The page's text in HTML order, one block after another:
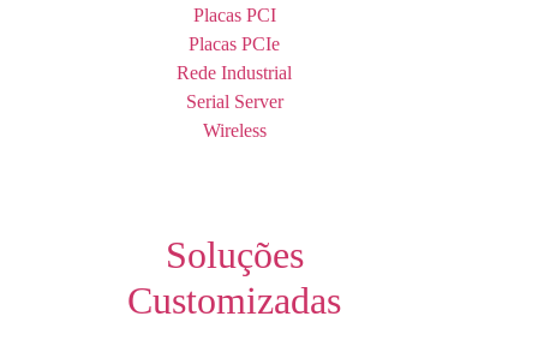
Placas PCI
Placas PCIe
Rede Industrial
Serial Server
Wireless
Soluções
Customizadas